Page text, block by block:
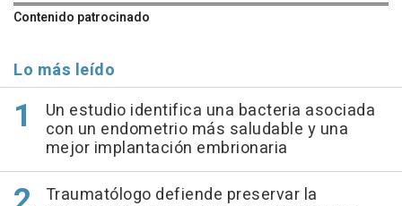
Contenido patrocinado
Lo más leído
Un estudio identifica una bacteria asociada
con un endometrio más saludable y una
mejor implantación embrionaria
Traumatólogo defiende preservar la